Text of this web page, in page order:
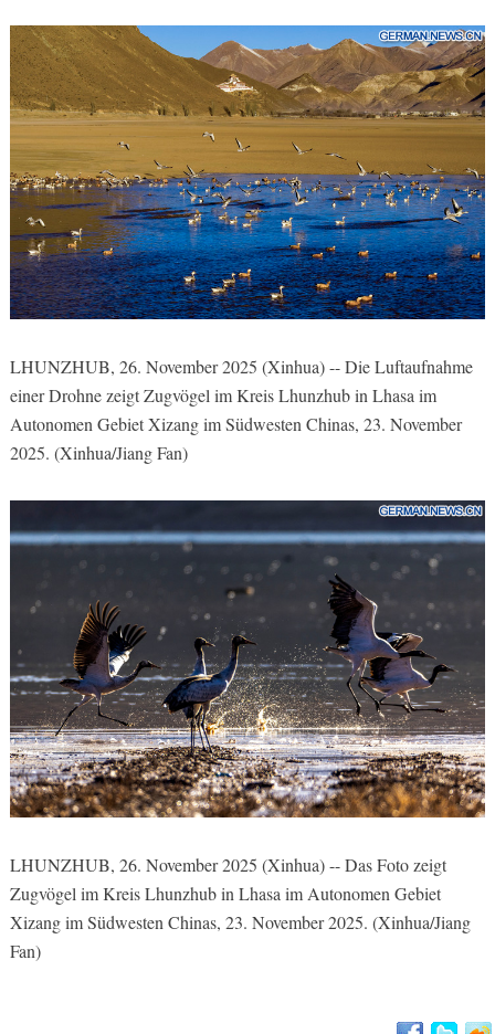
LHUNZHUB, 26. November 2025 (Xinhua) -- Die Luftaufnahme
einer Drohne zeigt Zugvögel im Kreis Lhunzhub in Lhasa im
Autonomen Gebiet Xizang im Südwesten Chinas, 23. November
2025. (Xinhua/Jiang Fan)
LHUNZHUB, 26. November 2025 (Xinhua) -- Das Foto zeigt
Zugvögel im Kreis Lhunzhub in Lhasa im Autonomen Gebiet
Xizang im Südwesten Chinas, 23. November 2025. (Xinhua/Jiang
Fan)